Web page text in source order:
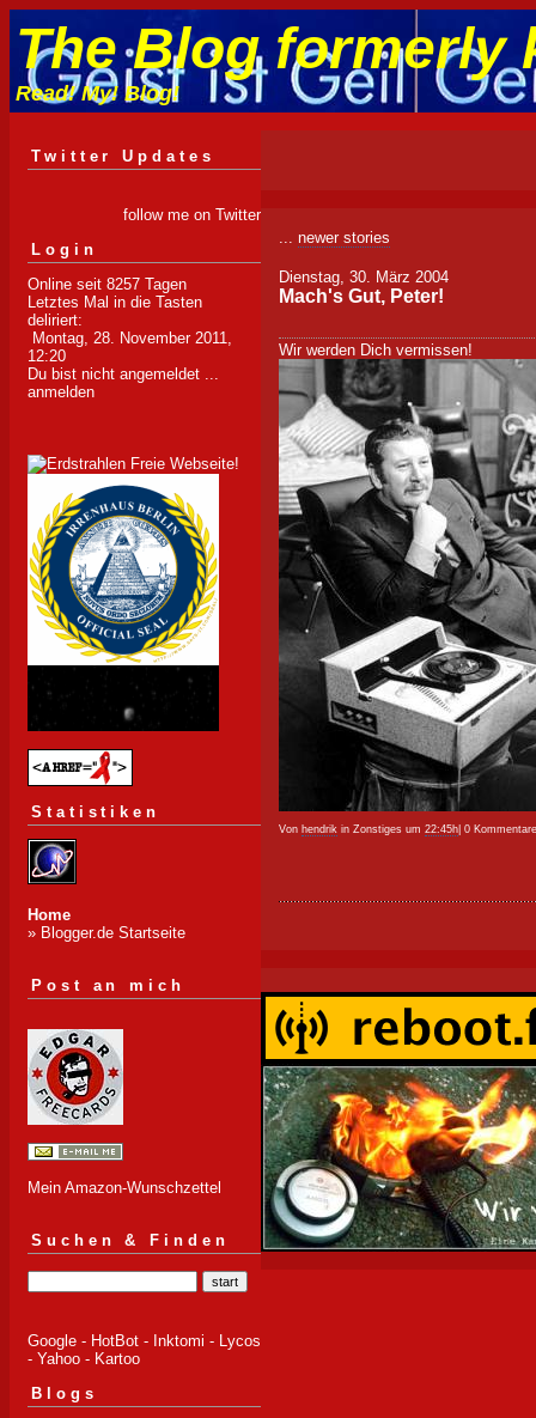
The Blog formerly
Read! My! Blog!
Twitter Updates
follow me on Twitter
Login
Online seit 8257 Tagen
Letztes Mal in die Tasten
deliriert:
Montag, 28. November 2011,
12:20
Du bist nicht angemeldet ...
anmelden
Statistiken
Home
» Blogger.de Startseite
Post an mich
Mein Amazon-Wunschzettel
Suchen & Finden
Google - HotBot - Inktomi - Lycos
- Yahoo - Kartoo
Blogs
... newer stories
Dienstag, 30. März 2004
Mach's Gut, Peter!
Wir werden Dich vermissen!
Von hendrik in Zonstiges um 22:45h | 0